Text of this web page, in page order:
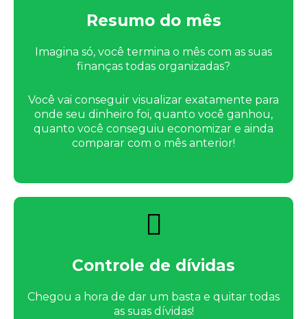
Resumo do mês
Imagina só, você termina o mês com as suas
finanças todas organizadas?
Você vai conseguir visualizar exatamente para
onde seu dinheiro foi, quanto você ganhou,
quanto você conseguiu economizar e ainda
comparar com o mês anterior!
Controle de dívidas
Chegou a hora de dar um basta e quitar todas
as suas dívidas!